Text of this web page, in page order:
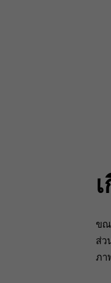
ขณ
ส่ว
ภา